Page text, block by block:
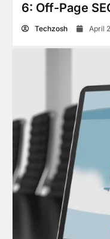
6: Off-Page
Techzosh April